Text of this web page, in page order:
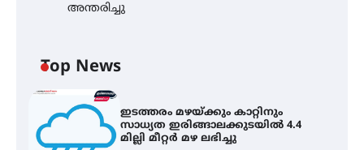
അന്തരിച്ചു
Top News
ഇടത്തരം മഴയ്ക്കും കാറ്റിനും
സാധ്യത ഇരിങ്ങാലക്കുടയിൽ 4.4
മില്ലി മീറ്റർ മഴ ലഭിച്ചു